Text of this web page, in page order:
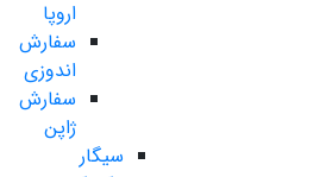
اروپا
سفارش
اندوزی
سفارش
ژاپن
سیگار